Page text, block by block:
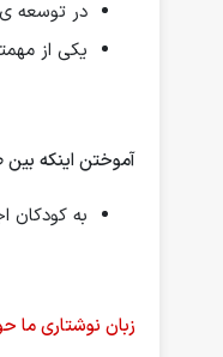
در توسعه
یکی از
آموختن اینكه
به كودكان
زبان نوشتاری ما